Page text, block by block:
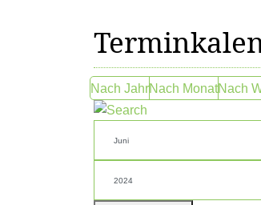
Nach JahrNach MonatNach